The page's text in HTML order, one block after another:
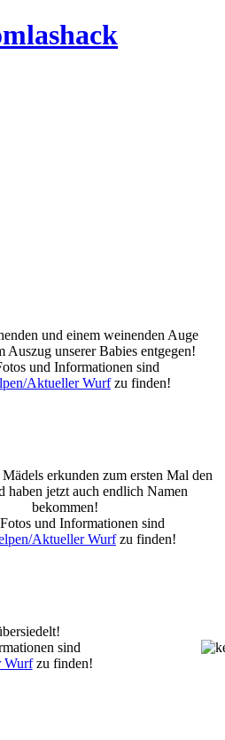
und einem weinenden Auge
Auszug unserer Babies entgegen!
und Informationen sind
Aktueller Wurfzu finden!
erkunden zum ersten Mal den
haben jetzt auch endlich Namen
bekommen!
und Informationen sind
Aktueller Wurfzu finden!
sind
Wurfzu finden!